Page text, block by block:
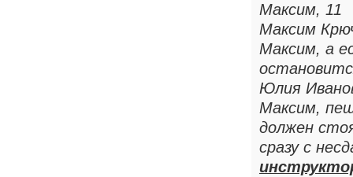
Максим, 11
Максим
Максим, а
Юлия
Максим,
должен
сразу с